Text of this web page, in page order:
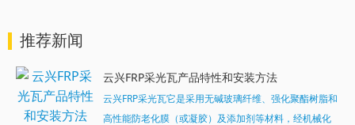
推荐新闻
云兴FRP采光瓦产品特性和安装方法
云兴FRP采光瓦它是采用无碱玻璃纤维、强化聚酯树脂和
高性能防老化膜（或凝胶）及添加剂等材料，经机械化